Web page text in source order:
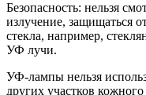
Безопасность: нельзя
излучение, защищаться
стекла, например,
УФ лучи.
УФ-лампы нельзя
других участков